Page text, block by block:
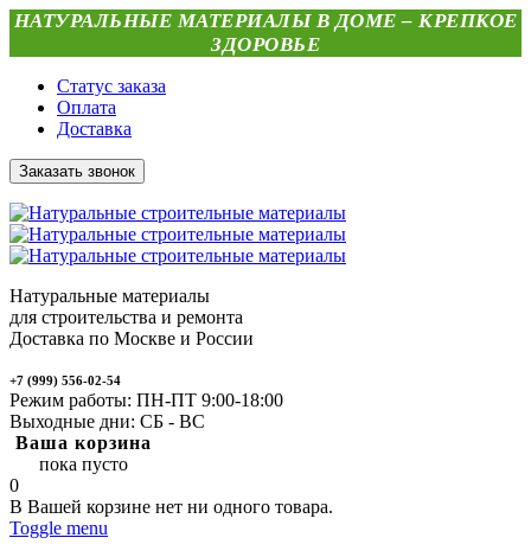
НАТУРАЛЬНЫЕ МАТЕРИАЛЫ В ДОМЕ – КРЕПКОЕ
ЗДОРОВЬЕ
Статус заказа
Оплата
Доставка
Заказать звонок
Натуральные материалы
для строительства и ремонта
Доставка по Москве и России
+7 (999) 556-02-54
Режим работы: ПН-ПТ 9:00-18:00
Выходные дни: СБ - ВС
Ваша корзина
пока пусто
0
В Вашей корзине нет ни одного товара.
Toggle menu